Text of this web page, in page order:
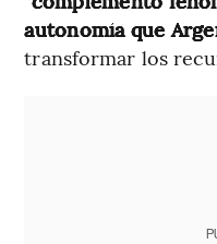
autonomía que
transformar los